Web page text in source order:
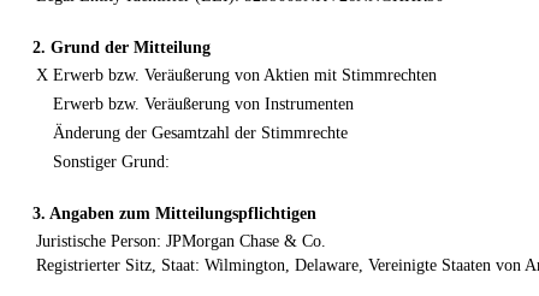
2. Grund der Mitteilung
X Erwerb bzw. Veräußerung von Aktien mit Stimmrechten
Erwerb bzw. Veräußerung von Instrumenten
Änderung der Gesamtzahl der Stimmrechte
Sonstiger Grund:
3. Angaben zum Mitteilungspflichtigen
Juristische Person: JPMorgan Chase & Co.
Registrierter Sitz, Staat: Wilmington, Delaware, Vereinigte Staaten von